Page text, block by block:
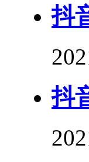
抖
抖